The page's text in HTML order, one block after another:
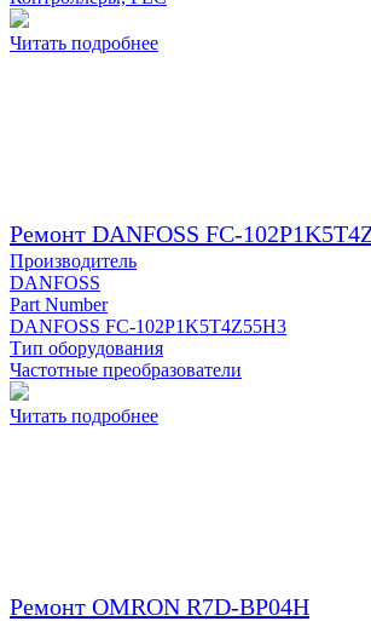
Читать подробнее
Ремонт DANFOSS FC-
Производитель
DANFOSS
Part Number
DANFOSS FC-102P1K5T4Z55H3
Тип оборудования
Частотные преобразователи
Читать подробнее
Ремонт OMRON R7D-BP04H